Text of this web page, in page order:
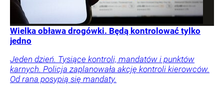
Wielka obława drogówki. Będą kontrolować tylko
jedno
Jeden dzień. Tysiące kontroli, mandatów i punktów
karnych. Policja zaplanowała akcję kontroli kierowców.
Od rana posypią się mandaty.